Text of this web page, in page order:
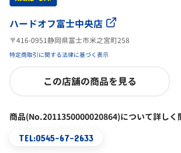
ハードオフ富士中央店
〒416-0951静岡県富士市米之宮町258
特定商取引に関する法律に基づく表示
この店舗の商品を見る
商品(No.2011350000020864)について詳しく
TEL:0545-67-2633